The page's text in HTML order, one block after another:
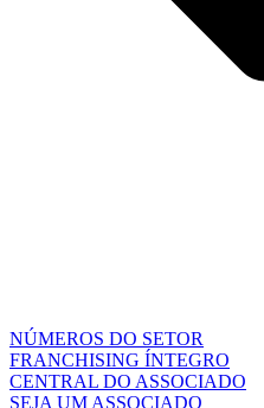
NÚMEROS DO SETOR
FRANCHISING ÍNTEGRO
CENTRAL DO ASSOCIADO
SEJA UM ASSOCIADO